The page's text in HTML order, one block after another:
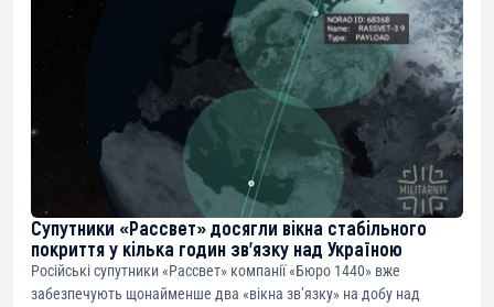
Супутники «Рассвет» досягли вікна стабільного
покриття у кілька годин зв’язку над Україною
Російські супутники «Рассвет» компанії «Бюро 1440» вже
забезпечують щонайменше два «вікна зв’язку» на добу над